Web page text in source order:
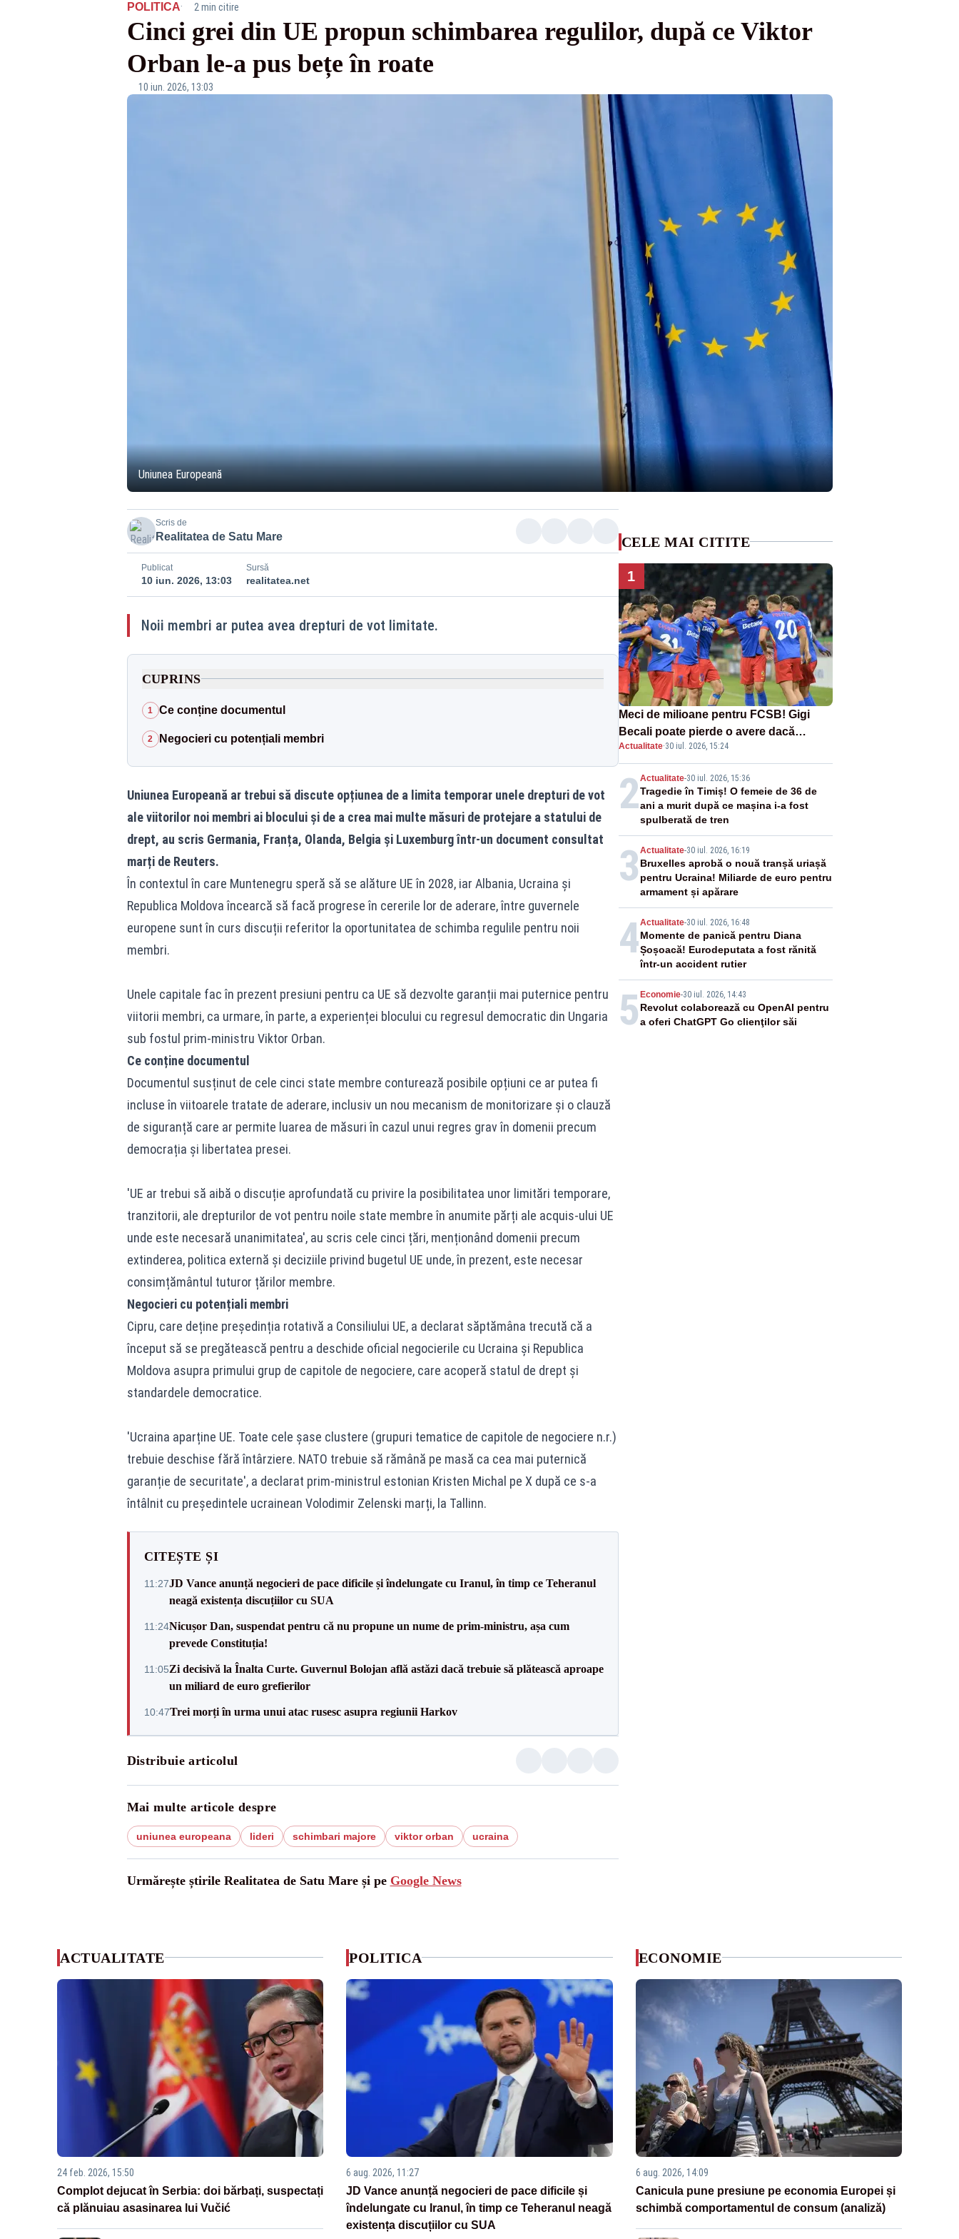
POLITICA· 2 min citire
Cinci grei din UE propun schimbarea regulilor, după ce Viktor
Orban le-a pus bețe în roate
10 iun. 2026, 13:03
Uniunea Europeană
Scris de
Realitatea de Satu Mare
Publicat
10 iun. 2026, 13:03
Sursă
realitatea.net
Noii membri ar putea avea drepturi de vot limitate.
CUPRINS
1 Ce conține documentul
2 Negocieri cu potențiali membri
Uniunea Europeană ar trebui să discute opțiunea de a limita temporar unele drepturi de vot
ale viitorilor noi membri ai blocului și de a crea mai multe măsuri de protejare a statului de
drept, au scris Germania, Franța, Olanda, Belgia și Luxemburg într-un document consultat
marți de Reuters.
În contextul în care Muntenegru speră să se alăture UE în 2028, iar Albania, Ucraina și
Republica Moldova încearcă să facă progrese în cererile lor de aderare, între guvernele
europene sunt în curs discuții referitor la oportunitatea de schimba regulile pentru noii
membri.
Unele capitale fac în prezent presiuni pentru ca UE să dezvolte garanții mai puternice pentru
viitorii membri, ca urmare, în parte, a experienței blocului cu regresul democratic din Ungaria
sub fostul prim-ministru Viktor Orban.
Ce conține documentul
Documentul susținut de cele cinci state membre conturează posibile opțiuni ce ar putea fi
incluse în viitoarele tratate de aderare, inclusiv un nou mecanism de monitorizare și o clauză
de siguranță care ar permite luarea de măsuri în cazul unui regres grav în domenii precum
democrația și libertatea presei.
'UE ar trebui să aibă o discuție aprofundată cu privire la posibilitatea unor limitări temporare,
tranzitorii, ale drepturilor de vot pentru noile state membre în anumite părți ale acquis-ului UE
unde este necesară unanimitatea', au scris cele cinci țări, menționând domenii precum
extinderea, politica externă și deciziile privind bugetul UE unde, în prezent, este necesar
consimțământul tuturor țărilor membre.
Negocieri cu potențiali membri
Cipru, care deține președinția rotativă a Consiliului UE, a declarat săptămâna trecută că a
început să se pregătească pentru a deschide oficial negocierile cu Ucraina și Republica
Moldova asupra primului grup de capitole de negociere, care acoperă statul de drept și
standardele democratice.
'Ucraina aparține UE. Toate cele șase clustere (grupuri tematice de capitole de negociere n.r.)
trebuie deschise fără întârziere. NATO trebuie să rămână pe masă ca cea mai puternică
garanție de securitate', a declarat prim-ministrul estonian Kristen Michal pe X după ce s-a
întâlnit cu președintele ucrainean Volodimir Zelenski marți, la Tallinn.
CITEȘTE ȘI
11:27JD Vance anunță negocieri de pace dificile și îndelungate cu Iranul, în timp ce Teheranul
neagă existența discuțiilor cu SUA
11:24Nicușor Dan, suspendat pentru că nu propune un nume de prim-ministru, așa cum
prevede Constituția!
11:05Zi decisivă la Înalta Curte. Guvernul Bolojan află astăzi dacă trebuie să plătească aproape
un miliard de euro grefierilor
10:47Trei morți în urma unui atac rusesc asupra regiunii Harkov
Distribuie articolul
Mai multe articole despre
uniunea europeana lideri schimbari majore viktor orban ucraina
Urmărește știrile Realitatea de Satu Mare și pe Google News
CELE MAI CITITE
1
Meci de milioane pentru FCSB! Gigi
Becali poate pierde o avere dacă
echipa este eliminată de FK Auda
Actualitate·30 iul. 2026, 15:24
2Actualitate-30 iul. 2026, 15:36
Tragedie în Timiș! O femeie de 36 de
ani a murit după ce mașina i-a fost
spulberată de tren
3 Actualitate-30 iul. 2026, 16:19
Bruxelles aprobă o nouă tranșă uriașă
pentru Ucraina! Miliarde de euro pentru
armament și apărare
4Actualitate-30 iul. 2026, 16:48
Momente de panică pentru Diana
Șoșoacă! Eurodeputata a fost rănită
într-un accident rutier
5 Economie-30 iul. 2026, 14:43
Revolut colaborează cu OpenAI pentru
a oferi ChatGPT Go clienţilor săi
ACTUALITATE
24 feb. 2026, 15:50
Complot dejucat în Serbia: doi bărbați, suspectați
că plănuiau asasinarea lui Vučić
POLITICA
6 aug. 2026, 11:27
JD Vance anunță negocieri de pace dificile și
îndelungate cu Iranul, în timp ce Teheranul neagă
existența discuțiilor cu SUA
ECONOMIE
6 aug. 2026, 14:09
Canicula pune presiune pe economia Europei și
schimbă comportamentul de consum (analiză)